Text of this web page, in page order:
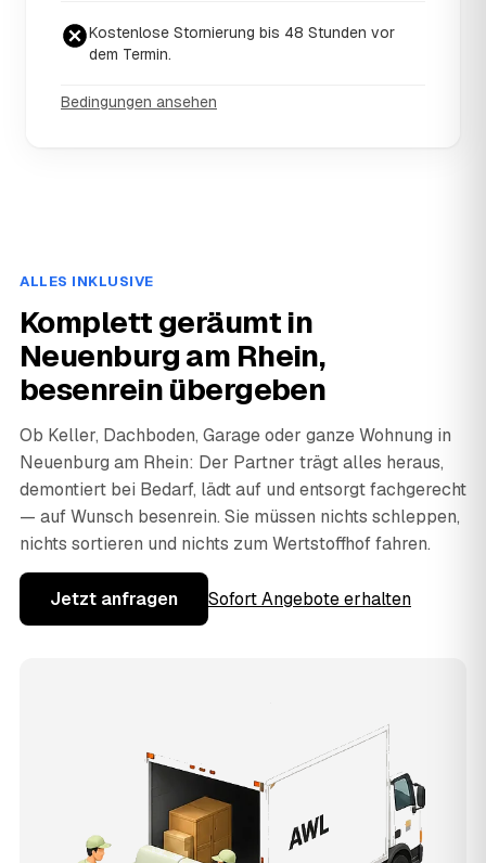
Kostenlose Stornierung bis 48 Stunden vor
dem Termin.
Bedingungen ansehen
ALLES INKLUSIVE
Komplett geräumt in
Neuenburg am Rhein,
besenrein übergeben
Ob Keller, Dachboden, Garage oder ganze Wohnung in
Neuenburg am Rhein: Der Partner trägt alles heraus,
demontiert bei Bedarf, lädt auf und entsorgt fachgerecht
— auf Wunsch besenrein. Sie müssen nichts schleppen,
nichts sortieren und nichts zum Wertstoffhof fahren.
Jetzt anfragen Sofort Angebote erhalten